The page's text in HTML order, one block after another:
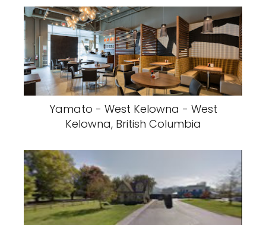
Yamato - West Kelowna - West
Kelowna, British Columbia